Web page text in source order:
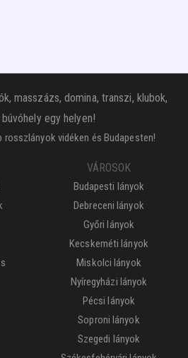
masszázs, domina, transzi, klubok,
egy helyen!
rosszlányok vidéken és Budapesten!
VÁROSOK
Budapesti lányok
Debreceni lányok
Győri lányok
Kecskeméti lányok
Miskolci lányok
Nyíregyházi lányok
Pécsi lányok
Soproni lányok
Szegedi lányok